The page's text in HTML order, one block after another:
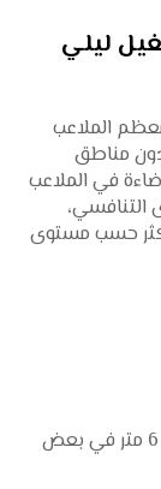
ليلي
الملاعب
مناطق
في الملاعب
للمستوى التنافسي،
إلى 300 لوكس أو أكثر حسب مستوى
توزيع على الأعمدة بارتفاع مناسب (مثل 6 متر في بعض